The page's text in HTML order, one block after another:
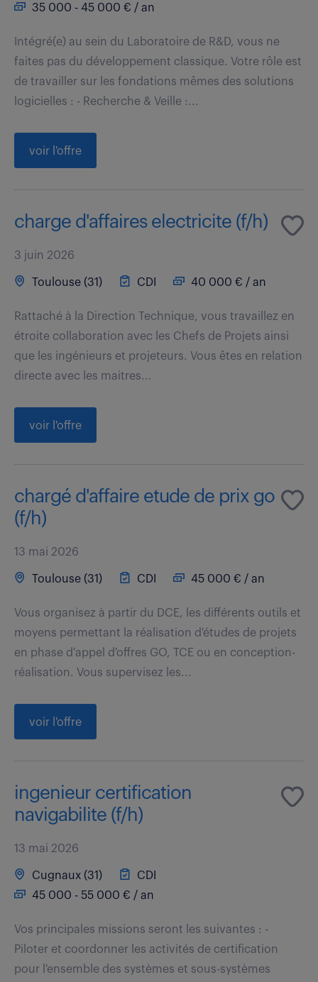
35 000 - 45 000 € / an
Intégré(e) au sein du Laboratoire de R&D, vous ne
faites pas du développement classique. Votre rôle est
de travailler sur les fondations mêmes des solutions
logicielles : - Recherche & Veille :...
voir l'offre
charge d'affaires electricite (f/h)
3 juin 2026
Toulouse (31) CDI 40 000 € / an
Rattaché à la Direction Technique, vous travaillez en
étroite collaboration avec les Chefs de Projets ainsi
que les ingénieurs et projeteurs. Vous êtes en relation
directe avec les maitres...
voir l'offre
chargé d'affaire etude de prix go
(f/h)
13 mai 2026
Toulouse (31) CDI 45 000 € / an
Vous organisez à partir du DCE, les différents outils et
moyens permettant la réalisation d'études de projets
en phase d'appel d'offres GO, TCE ou en conception-
réalisation. Vous supervisez les...
voir l'offre
ingenieur certification
navigabilite (f/h)
13 mai 2026
Cugnaux (31)
CDI
45 000 - 55 000 € / an
Vos principales missions seront les suivantes : -
Piloter et coordonner les activités de certification
pour l'ensemble des systèmes et sous-systèmes